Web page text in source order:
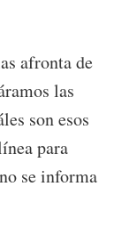
afronta de
las
son esos
para
se informa